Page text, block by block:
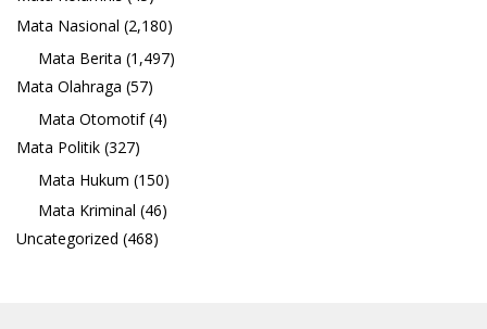
Mata Nasional (2,180)
Mata Berita (1,497)
Mata Olahraga (57)
Mata Otomotif(4)
Mata Politik (327)
Mata Hukum (150)
Mata Kriminal (46)
Uncategorized (468)